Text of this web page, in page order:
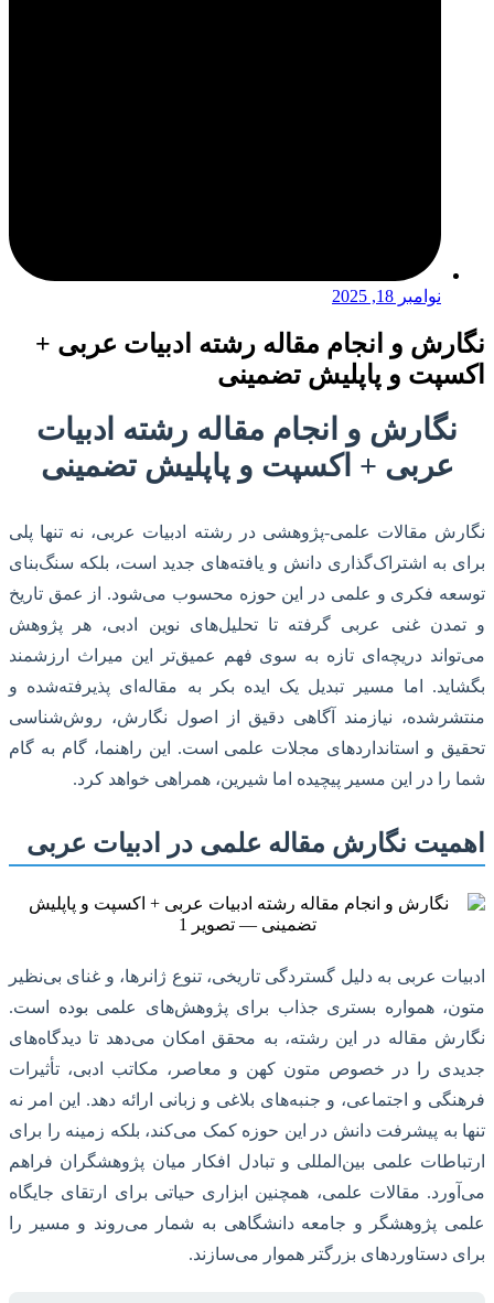
نوامبر 18, 2025
نگارش و انجام مقاله رشته ادبیات عربی +
اکسپت و پاپلیش تضمینی
نگارش و انجام مقاله رشته ادبیات
عربی + اکسپت و پاپلیش تضمینی
نگارش مقالات علمی-پژوهشی در رشته ادبیات عربی، نه تنها پلی
برای به اشتراک‌گذاری دانش و یافته‌های جدید است، بلکه سنگ‌بنای
توسعه فکری و علمی در این حوزه محسوب می‌شود. از عمق تاریخ
و تمدن غنی عربی گرفته تا تحلیل‌های نوین ادبی، هر پژوهش
می‌تواند دریچه‌ای تازه به سوی فهم عمیق‌تر این میراث ارزشمند
بگشاید. اما مسیر تبدیل یک ایده بکر به مقاله‌ای پذیرفته‌شده و
منتشرشده، نیازمند آگاهی دقیق از اصول نگارش، روش‌شناسی
تحقیق و استانداردهای مجلات علمی است. این راهنما، گام به گام
شما را در این مسیر پیچیده اما شیرین، همراهی خواهد کرد.
اهمیت نگارش مقاله علمی در ادبیات عربی
ادبیات عربی به دلیل گستردگی تاریخی، تنوع ژانرها، و غنای بی‌نظیر
متون، همواره بستری جذاب برای پژوهش‌های علمی بوده است.
نگارش مقاله در این رشته، به محقق امکان می‌دهد تا دیدگاه‌های
جدیدی را در خصوص متون کهن و معاصر، مکاتب ادبی، تأثیرات
فرهنگی و اجتماعی، و جنبه‌های بلاغی و زبانی ارائه دهد. این امر نه
تنها به پیشرفت دانش در این حوزه کمک می‌کند، بلکه زمینه را برای
ارتباطات علمی بین‌المللی و تبادل افکار میان پژوهشگران فراهم
می‌آورد. مقالات علمی، همچنین ابزاری حیاتی برای ارتقای جایگاه
علمی پژوهشگر و جامعه دانشگاهی به شمار می‌روند و مسیر را
برای دستاوردهای بزرگتر هموار می‌سازند.